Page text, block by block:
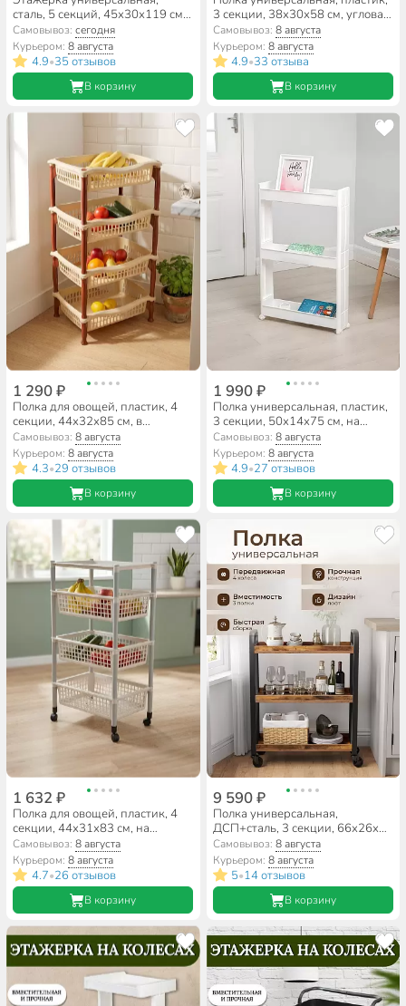
сталь, 5 секций, 45х30х119 см,
с мелкосетчатыми корзинами,
черная, ЗМИ, Ладья 35КС, Э
410 Ч
Самовывоз:сегодня
Курьером:8 августа
4.9•35 отзывов
В корзину
3 секции, 38х30х58 см, угловая,
в ассортименте, Полимербыт,
С087
Самовывоз: 8 августа
Курьером: 8 августа
4.9•33 отзыва
В корзину
1 290 ₽
Полка для овощей, пластик, 4
секции, 44х32х85 см, в
ассортименте, Dunya Plastik,
04204
Самовывоз:8 августа
Курьером:8 августа
4.3•29 отзывов
В корзину
1 990 ₽
Полка универсальная, пластик,
3 секции, 50х14х75 см, на
колесах, белая, Idea, М 2724
Самовывоз: 8 августа
Курьером: 8 августа
4.9•27 отзывов
В корзину
1 632 ₽
Полка для овощей, пластик, 4
секции, 44х31х83 см, на
колесах, Полимербыт, С944
Самовывоз:8 августа
Курьером:8 августа
4.7•26 отзывов
В корзину
9 590 ₽
Полка универсальная,
ДСП+сталь, 3 секции, 66х26х85
см, на колесах, коричневый,
черная, Лофт, LRC66BX
Самовывоз: 8 августа
Курьером: 8 августа
5•14 отзывов
В корзину